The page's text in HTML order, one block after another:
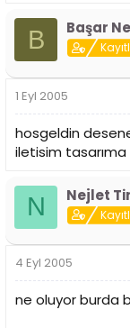
B Başar
1 Eyl 2005
hosgeldin
iletisim
N Nejlet
4 Eyl 2005
ne oluyor burda